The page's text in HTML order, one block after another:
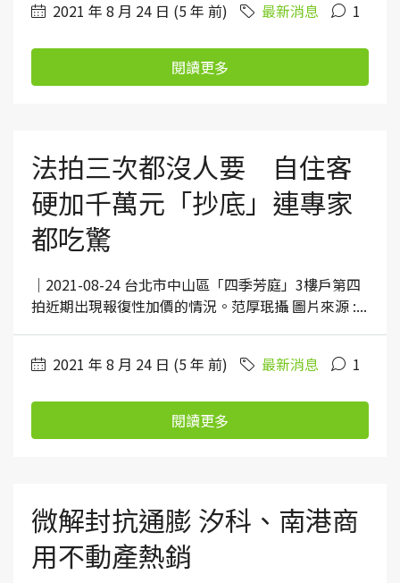
2021 年 8 月 24 日 (5 年 前) 最新消息 1
閱讀更多
法拍三次都沒人要 自住客
硬加千萬元「抄底」連專家
都吃驚
｜2021-08-24 台北市中山區「四季芳庭」3樓戶第四
拍近期出現報復性加價的情況。范厚珉攝 圖片來源 :...
2021 年 8 月 24 日 (5 年 前) 最新消息 1
閱讀更多
微解封抗通膨 汐科、南港商
用不動產熱銷